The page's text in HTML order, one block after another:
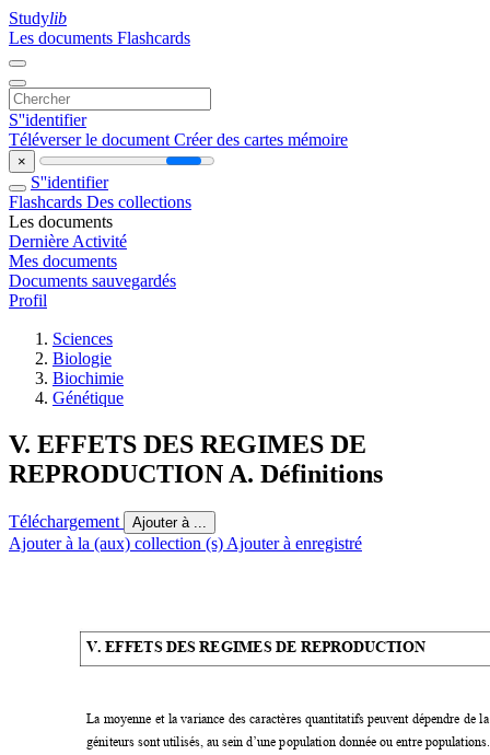
Studylib
Les documents Flashcards
S''identifier
Téléverser le document Créer des cartes mémoire
×
S''identifier
Flashcards Des collections
Les documents
Dernière Activité
Mes documents
Documents sauvegardés
Profil
Sciences
Biologie
Biochimie
Génétique
V. EFFETS DES REGIMES DE
REPRODUCTION A. Définitions
Téléchargement Ajouter à ...
Ajouter à la (aux) collection (s) Ajouter à enregistré
V. EFFETS DES REGIMES DE REPRODUCTION
La moyenne et la variance des caractères quantitatifs peuvent dépendre de
géniteurs sont utilisés, au sein d’une population donnée ou entre